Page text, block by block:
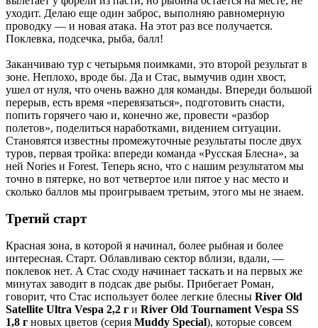
уходит. Делаю еще один заброс, выполняю равномерную
проводку — и новая атака. На этот раз все получается.
Поклевка, подсечка, рыба, балл!
Заканчиваю тур с четырьмя поимками, это второй результат в
зоне. Неплохо, вроде бы. Да и Стас, вымучив один хвост,
ушел от нуля, что очень важно для команды. Впереди большой
перерыв, есть время «перевязаться», подготовить снасти,
попить горячего чаю и, конечно же, провести «разбор
полетов», поделиться наработками, видением ситуации.
Становятся известны промежуточные результаты после двух
туров, первая тройка: впереди команда «Русская Блесна», за
ней Nories и Forest. Теперь ясно, что с нашим результатом мы
точно в пятерке, но вот четвертое или пятое у нас место и
сколько баллов мы проигрываем третьим, этого мы не знаем.
Третий старт
Красная зона, в которой я начинал, более рыбная и более
интересная. Старт. Облавливаю сектор вблизи, вдали, —
поклевок нет. А Стас сходу начинает таскать и на первых же
минутах заводит в подсак две рыбы. Прибегает Роман,
говорит, что Стас использует более легкие блесны River Old
Satellite Ultra Vespa 2,2 г и River Old Tournament Vespa SS
1,8 г новых цветов (серия Muddy Special), которые совсем